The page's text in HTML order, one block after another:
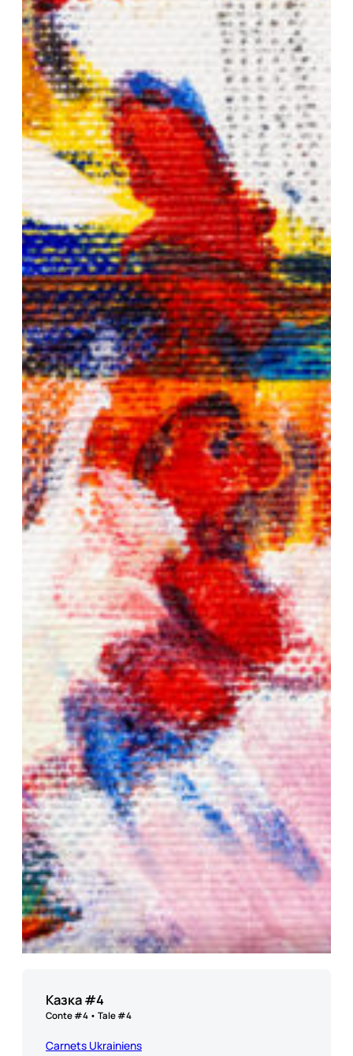
Казка #4
Conte #4 • Tale #4
Carnets Ukrainiens